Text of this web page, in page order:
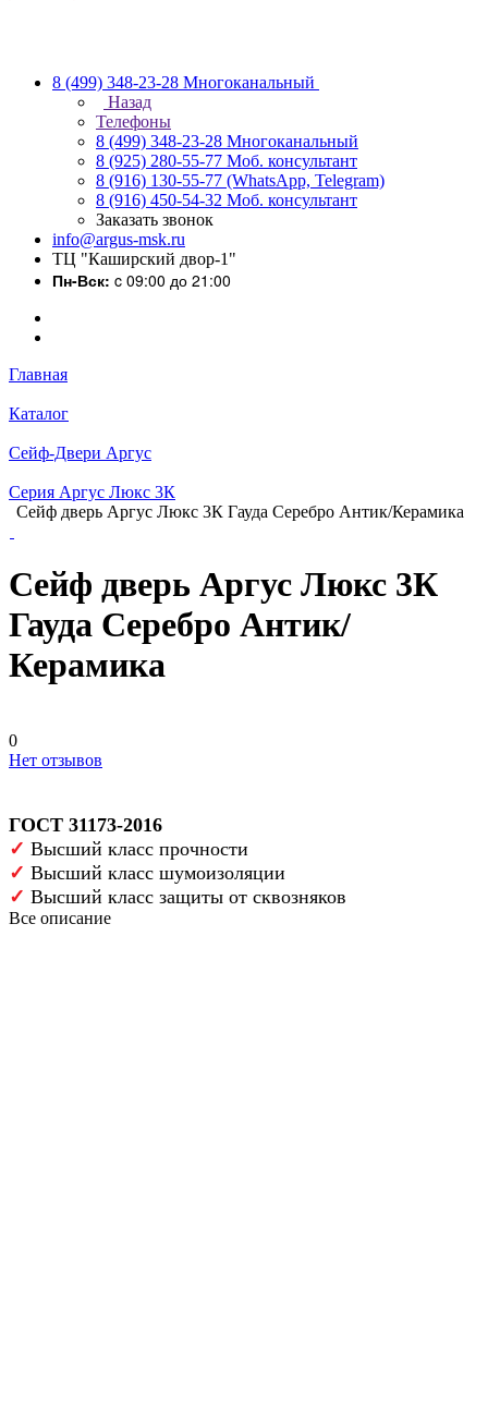
8 (499) 348-23-28 Многоканальный
Назад
Телефоны
8 (499) 348-23-28 Многоканальный
8 (925) 280-55-77 Моб. консультант
8 (916) 130-55-77 (WhatsApp, Telegram)
8 (916) 450-54-32 Моб. консультант
Заказать звонок
info@argus-msk.ru
ТЦ "Каширский двор-1"
Пн-Вск: c 09:00 до 21:00
Главная
Каталог
Сейф-Двери Аргус
Серия Аргус Люкс 3К
Сейф дверь Аргус Люкс 3К Гауда Серебро Антик/Керамика
Сейф дверь Аргус Люкс 3К
Гауда Серебро Антик/
Керамика
0
Нет отзывов
ГОСТ 31173-2016
✓ Высший класс прочности
✓ Высший класс шумоизоляции
✓ Высший класс защиты от сквозняков
Все описание